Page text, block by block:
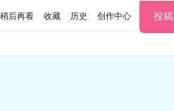
稍后再看 收藏 历史 创作中心 投稿